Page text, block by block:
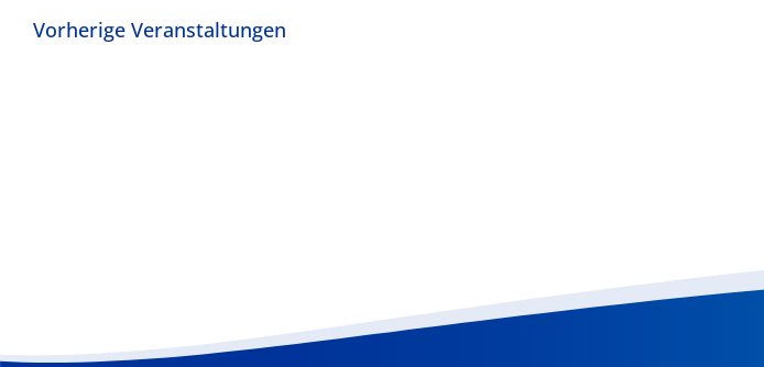
VorherigeVeranstaltungen